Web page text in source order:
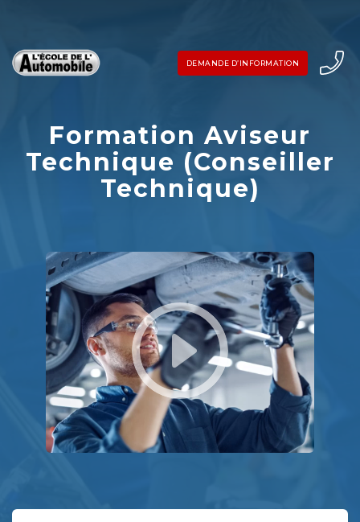
Skip
DEMANDE D’INFORMATION
Formation Aviseur
Technique (Conseiller
Technique)